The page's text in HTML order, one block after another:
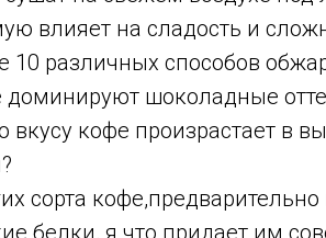
влияет на сладость и
10 различных способов
доминируют шоколадные
кофе произрастает в
сорта
белки, я что придает им